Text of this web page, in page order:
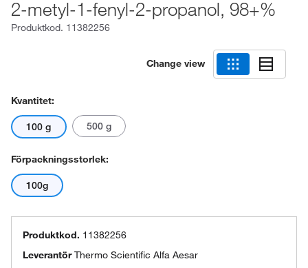
2-metyl-1-fenyl-2-propanol, 98+%
Produktkod. 11382256
Change view
Kvantitet:
100 g 500 g
Förpackningsstorlek:
100g
Produktkod. 11382256
LeverantörThermo Scientific Alfa Aesar